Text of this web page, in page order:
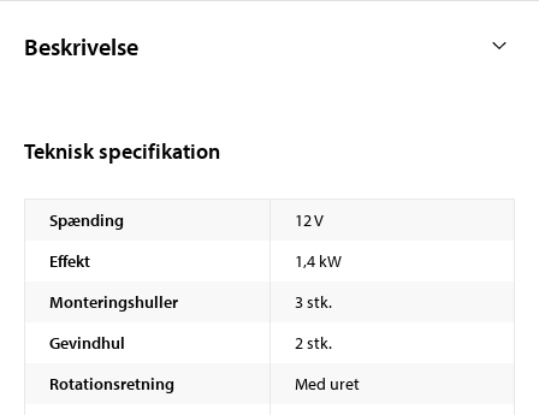
Beskrivelse
Teknisk specifikation
Spænding
12 V
Effekt
1,4 kW
Monteringshuller
3 stk.
Gevindhul
2 stk.
Rotationsretning
Med uret